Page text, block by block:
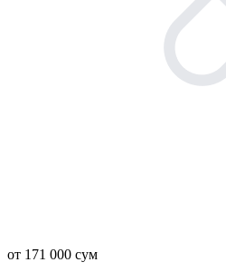
от 171 000 сум